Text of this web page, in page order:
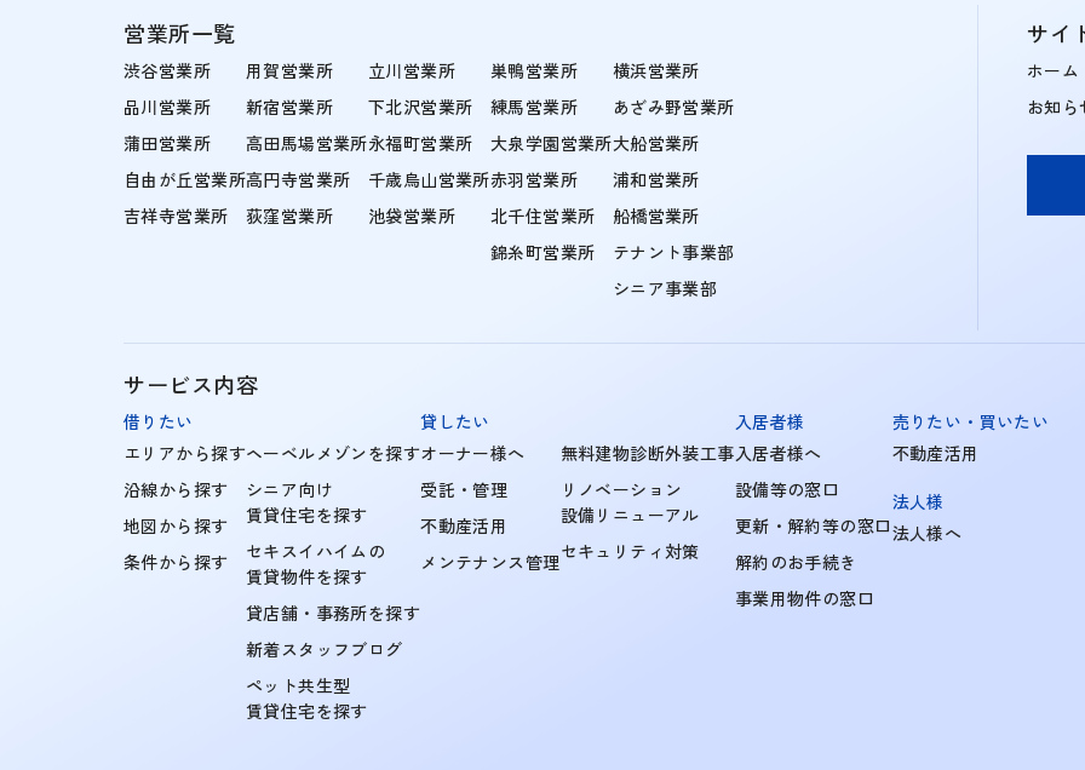
営業所一覧
渋谷営業所
品川営業所
蒲田営業所
自由が丘営業所
吉祥寺営業所
用賀営業所
新宿営業所
高田馬場営業所
高円寺営業所
荻窪営業所
立川営業所
下北沢営業所
永福町営業所
千歳烏山営業所
池袋営業所
巣鴨営業所
練馬営業所
大泉学園営業所
赤羽営業所
北千住営業所
錦糸町営業所
横浜営業所
あざみ野営業所
大船営業所
浦和営業所
船橋営業所
テナント事業部
シニア事業部
サイ
ホーム
お知ら
サービス内容
借りたい
エリアから探す
沿線から探す
地図から探す
条件から探す
ヘーベルメゾンを探す
シニア向け
賃貸住宅を探す
セキスイハイムの
賃貸物件を探す
貸店舗・事務所を探す
新着スタッフブログ
ペット共生型
賃貸住宅を探す
貸したい
オーナー様へ
受託・管理
不動産活用
メンテナンス管理
無料建物診断外装工事
リノベーション
設備リニューアル
セキュリティ対策
入居者様
入居者様へ
設備等の窓口
更新・解約等の窓口
解約のお手続き
事業用物件の窓口
売りたい・買いたい
不動産活用
法人様
法人様へ